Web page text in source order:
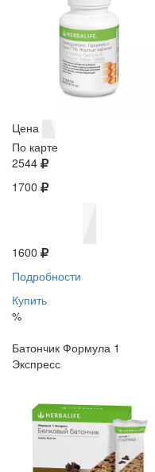
Цена
По карте
2544
1700
1600
Подробности
Купить
%
Батончик Формула 1
Экспресс